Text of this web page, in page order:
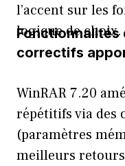
l’accent sur les
logique de choix.
Fonctionnalités
correctifs
WinRAR 7.20
répétitifs via des
(paramètres
meilleurs